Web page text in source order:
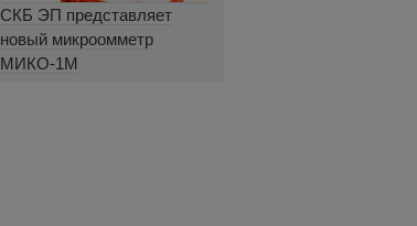
СКБ ЭП представляет
новый микроомметр
МИКО-1М